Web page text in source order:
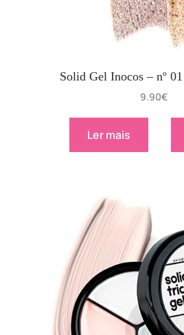
Solid Gel Inocos – nº
9.90€
Ler mais